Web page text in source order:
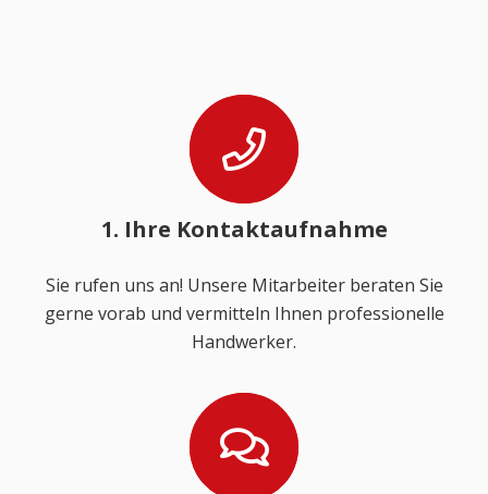
1. Ihre Kontaktaufnahme
Sie rufen uns an! Unsere Mitarbeiter beraten Sie
gerne vorab und vermitteln Ihnen professionelle
Handwerker.